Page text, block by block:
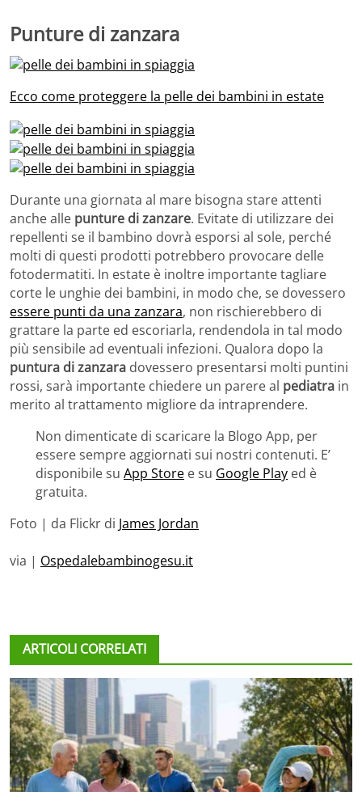
Punture di zanzara
Ecco come proteggere la pelle dei bambini in estate
Durante una giornata al mare bisogna stare attenti
anche alle punture di zanzare. Evitate di utilizzare dei
repellenti se il bambino dovrà esporsi al sole, perché
molti di questi prodotti potrebbero provocare delle
fotodermatiti. In estate è inoltre importante tagliare
corte le unghie dei bambini, in modo che, se dovessero
essere punti da una zanzara, non rischierebbero di
grattare la parte ed escoriarla, rendendola in tal modo
più sensibile ad eventuali infezioni. Qualora dopo la
puntura di zanzara dovessero presentarsi molti puntini
rossi, sarà importante chiedere un parere al pediatra in
merito al trattamento migliore da intraprendere.
Non dimenticate di scaricare la Blogo App, per
essere sempre aggiornati sui nostri contenuti. E’
disponibile su App Store e su Google Play ed è
gratuita.
Foto | da Flickr di James Jordan
via | Ospedalebambinogesu.it
ARTICOLI CORRELATI